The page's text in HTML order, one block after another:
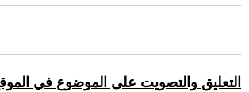
التعليق والتصويت على الموضوع في